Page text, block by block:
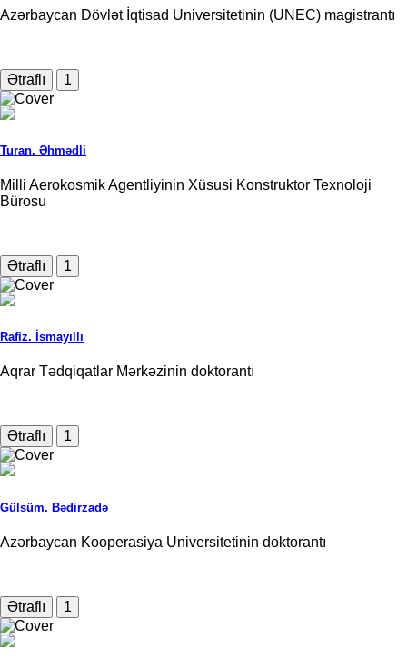
Azərbaycan Dövlət İqtisad Universitetinin (UNEC) magistrantı
Ətraflı 1
Turan. Əhmədli
Milli Aerokosmik Agentliyinin Xüsusi Konstruktor Texnoloji
Bürosu
Ətraflı 1
Rafiz. İsmayıllı
Aqrar Tədqiqatlar Mərkəzinin doktorantı
Ətraflı 1
Gülsüm. Bədirzadə
Azərbaycan Kooperasiya Universitetinin doktorantı
Ətraflı 1